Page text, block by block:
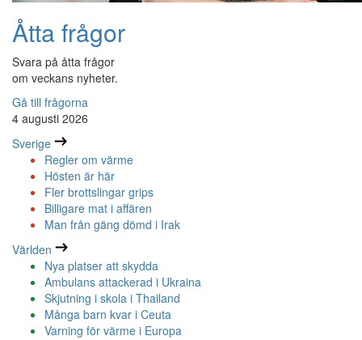
Åtta frågor
Svara på åtta frågor
om veckans nyheter.
Gå till frågorna
4 augusti 2026
Sverige
Regler om värme
Hösten är här
Fler brottslingar grips
Billigare mat i affären
Man från gäng dömd i Irak
Världen
Nya platser att skydda
Ambulans attackerad i Ukraina
Skjutning i skola i Thailand
Många barn kvar i Ceuta
Varning för värme i Europa